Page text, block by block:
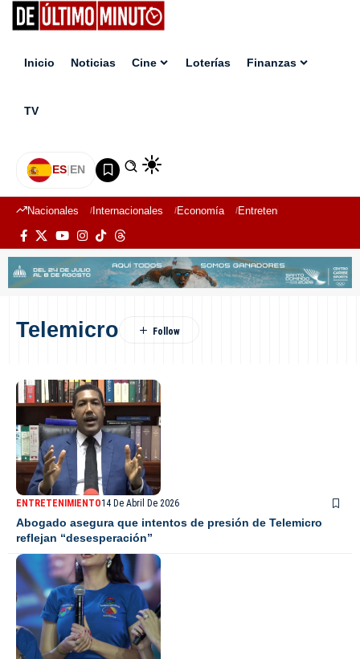
Inicio Noticias Cine Loterías Finanzas
TV
ES|EN
Nacionales Internacionales Economía Entretenimiento
Telemicro
ENTRETENIMIENTO14 De Abril De 2026
Abogado asegura que intentos de presión de Telemicro
reflejan “desesperación”